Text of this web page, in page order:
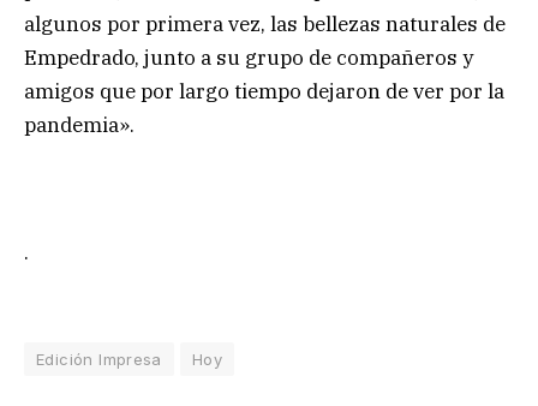
algunos por primera vez, las bellezas naturales de
Empedrado, junto a su grupo de compañeros y
amigos que por largo tiempo dejaron de ver por la
pandemia».
.
Edición Impresa Hoy